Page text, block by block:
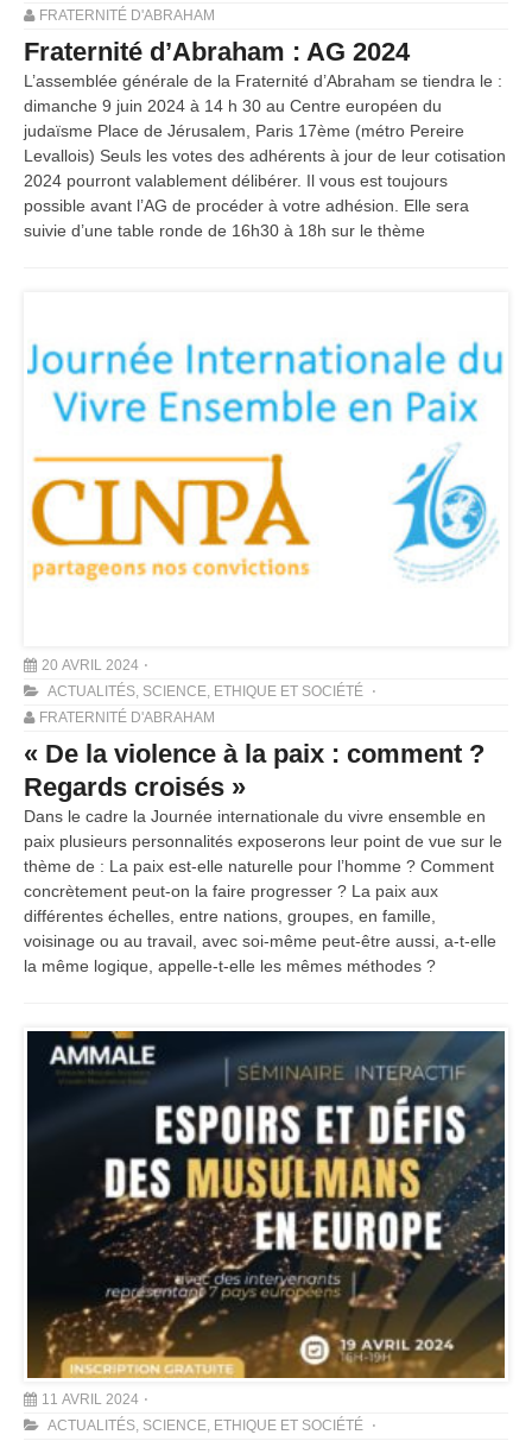
FRATERNITÉ D'ABRAHAM
Fraternité d’Abraham : AG 2024
L’assemblée générale de la Fraternité d’Abraham se tiendra le :
dimanche 9 juin 2024 à 14 h 30 au Centre européen du
judaïsme Place de Jérusalem, Paris 17ème (métro Pereire
Levallois) Seuls les votes des adhérents à jour de leur cotisation
2024 pourront valablement délibérer. Il vous est toujours
possible avant l’AG de procéder à votre adhésion. Elle sera
suivie d’une table ronde de 16h30 à 18h sur le thème
20 AVRIL 2024
ACTUALITÉS, SCIENCE, ETHIQUE ET SOCIÉTÉ
FRATERNITÉ D'ABRAHAM
« De la violence à la paix : comment ?
Regards croisés »
Dans le cadre la Journée internationale du vivre ensemble en
paix plusieurs personnalités exposerons leur point de vue sur le
thème de : La paix est-elle naturelle pour l’homme ? Comment
concrètement peut-on la faire progresser ? La paix aux
différentes échelles, entre nations, groupes, en famille,
voisinage ou au travail, avec soi-même peut-être aussi, a-t-elle
la même logique, appelle-t-elle les mêmes méthodes ?
11 AVRIL 2024
ACTUALITÉS, SCIENCE, ETHIQUE ET SOCIÉTÉ